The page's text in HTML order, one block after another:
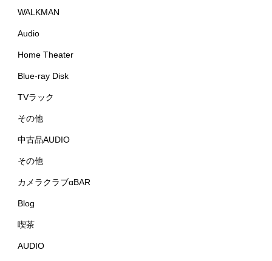
WALKMAN
Audio
Home Theater
Blue-ray Disk
TVラック
その他
中古品AUDIO
その他
カメラクラブαBAR
Blog
喫茶
AUDIO